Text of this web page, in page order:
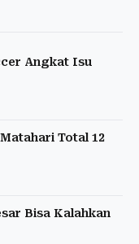
Angkat Isu
Total 12
Bisa Kalahkan